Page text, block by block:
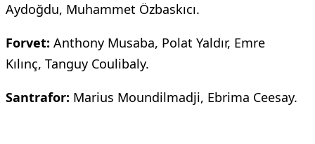
Aydoğdu, Muhammet Özbaskıcı.
Forvet: Anthony Musaba, Polat Yaldır, Emre
Kılınç, Tanguy Coulibaly.
Santrafor: Marius Moundilmadji, Ebrima Ceesay.